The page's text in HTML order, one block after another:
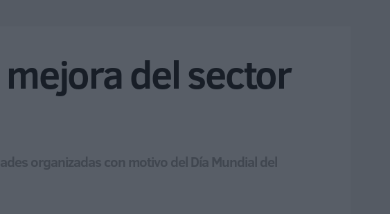
del sector
organizadas con motivo del Día Mundial del